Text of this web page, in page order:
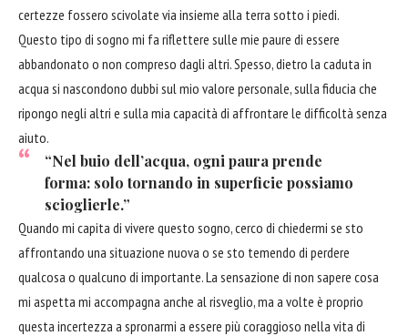
certezze fossero scivolate via insieme alla terra sotto i piedi.
Questo tipo di sogno mi fa riflettere sulle mie paure di essere
abbandonato o non compreso dagli altri. Spesso, dietro la caduta in
acqua si nascondono dubbi sul mio valore personale, sulla fiducia che
ripongo negli altri e sulla mia capacità di affrontare le difficoltà senza
aiuto.
“Nel buio dell’acqua, ogni paura prende
forma: solo tornando in superficie possiamo
scioglierle.”
Quando mi capita di vivere questo sogno, cerco di chiedermi se sto
affrontando una situazione nuova o se sto temendo di perdere
qualcosa o qualcuno di importante. La sensazione di non sapere cosa
mi aspetta mi accompagna anche al risveglio, ma a volte è proprio
questa incertezza a spronarmi a essere più coraggioso nella vita di